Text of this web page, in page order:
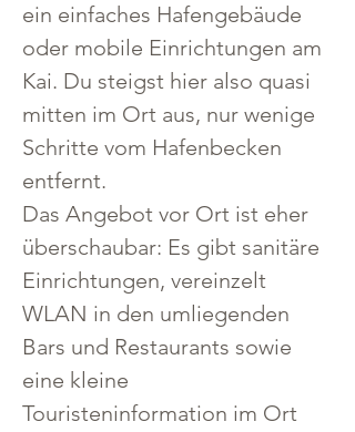
ein einfaches Hafengebäude
oder mobile Einrichtungen am
Kai. Du steigst hier also quasi
mitten im Ort aus, nur wenige
Schritte vom Hafenbecken
entfernt.
Das Angebot vor Ort ist eher
überschaubar: Es gibt sanitäre
Einrichtungen, vereinzelt
WLAN in den umliegenden
Bars und Restaurants sowie
eine kleine
Touristeninformation im Ort